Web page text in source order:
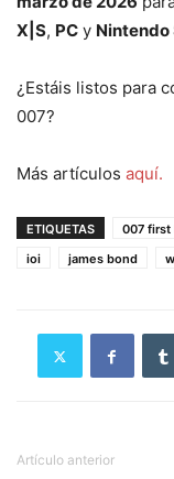
X|S, PC y Nintendo
¿Estáis listos para
007?
Más artículos aquí.
ETIQUETAS 007
ioi
james bond
Artículo anterior